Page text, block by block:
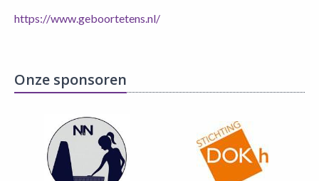
https://www.geboortetens.nl/
Onze sponsoren